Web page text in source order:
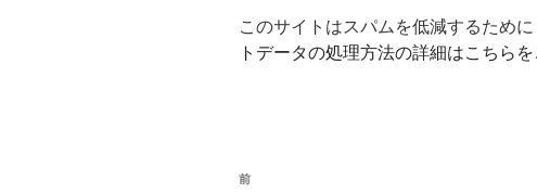
このサイトはスパムを低減するために
トデータの処理方法の詳細はこちら
投
前
前